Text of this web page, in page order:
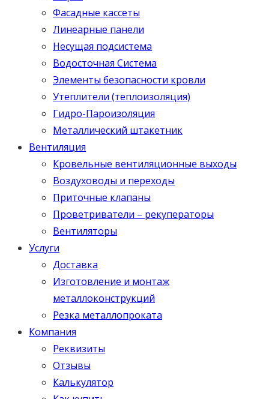
Фасадные кассеты
Линеарные панели
Несущая подсистема
Водосточная Система
Элементы безопасности кровли
Утеплители (теплоизоляция)
Гидро-Пароизоляция
Металлический штакетник
Вентиляция
Кровельные вентиляционные выходы
Воздуховоды и переходы
Приточные клапаны
Проветриватели – рекуператоры
Вентиляторы
Услуги
Доставка
Изготовление и монтаж
металлоконструкций
Резка металлопроката
Компания
Реквизиты
Отзывы
Калькулятор